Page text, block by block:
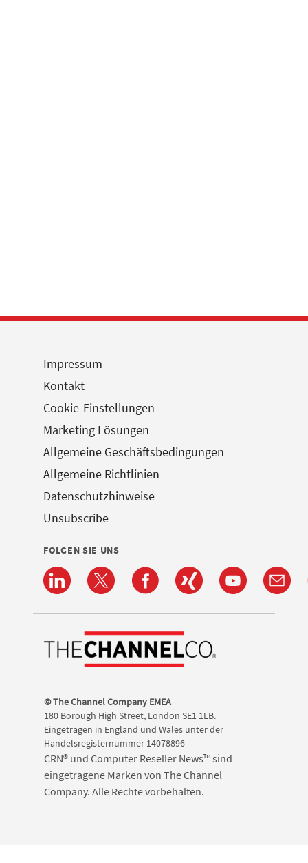
Impressum
Kontakt
Cookie-Einstellungen
Marketing Lösungen
Allgemeine Geschäftsbedingungen
Allgemeine Richtlinien
Datenschutzhinweise
Unsubscribe
FOLGEN SIE UNS
© The Channel Company EMEA
180 Borough High Street, London SE1 1LB.
Eingetragen in England und Wales unter der
Handelsregisternummer 14078896
CRN® und Computer Reseller News™ sind
eingetragene Marken von The Channel
Company. Alle Rechte vorbehalten.